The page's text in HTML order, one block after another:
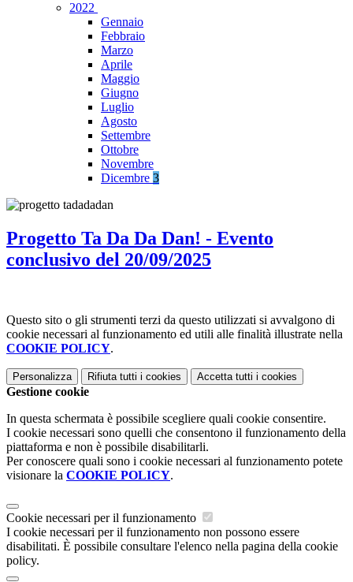
2022
Gennaio
Febbraio
Marzo
Aprile
Maggio
Giugno
Luglio
Agosto
Settembre
Ottobre
Novembre
Dicembre 3
Progetto Ta Da Da Dan! - Evento
conclusivo del 20/09/2025
Questo sito o gli strumenti terzi da questo utilizzati si avvalgono di
cookie necessari al funzionamento ed utili alle finalità illustrate nella
COOKIE POLICY.
Personalizza Rifiuta tutti i cookies Accetta tutti i cookies
Gestione cookie
In questa schermata è possibile scegliere quali cookie consentire.
I cookie necessari sono quelli che consentono il funzionamento della
piattaforma e non è possibile disabilitarli.
Per conoscere quali sono i cookie necessari al funzionamento potete
visionare la COOKIE POLICY.
Cookie necessari per il funzionamento
I cookie necessari per il funzionamento non possono essere
disabilitati. È possibile consultare l'elenco nella pagina della cookie
policy.